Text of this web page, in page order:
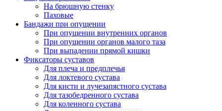
На брюшную стенку
Паховые
Бандажи при опущении
При опущении внутренних органов
При опущении органов малого таза
При выпадении прямой кишки
Фиксаторы суставов
Для плеча и предплечья
Для локтевого сустава
Для кисти и лучезапястного сустава
Для тазобедренного сустава
Для коленного сустава